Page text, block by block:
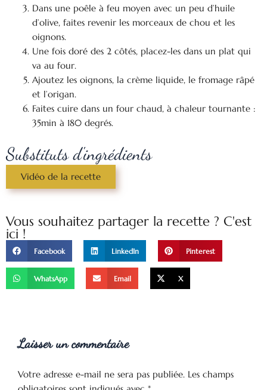
Dans une poêle à feu moyen avec un peu d’huile
d’olive, faites revenir les morceaux de chou et les
oignons.
Une fois doré des 2 côtés, placez-les dans un plat qui
va au four.
Ajoutez les oignons, la crème liquide, le fromage râpé
et l’origan.
Faites cuire dans un four chaud, à chaleur tournante :
35min à 180 degrés.
Substituts d'ingrédients
Vidéo de la recette
Vous souhaitez partager la recette ? C'est
ici !
Facebook LinkedIn Pinterest
WhatsApp Email X
Laisser un commentaire
Votre adresse e-mail ne sera pas publiée. Les champs